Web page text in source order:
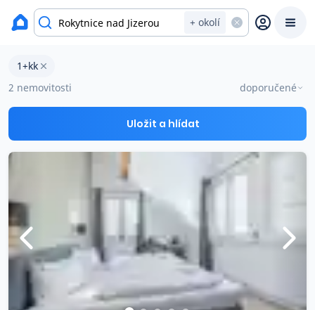
+ okolí
Prodat
Prodej s Reas.cz
Chytrý odhad ceny
Ceny prodaných nemovitostí
Okamžitý výkup
Přehled realitních makléřů
okres Semily
Byty 1+kk na prodej Rokytnice nad Jizerou
1+kk
2 nemovitosti
doporučené
Uložit a hlídat